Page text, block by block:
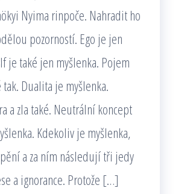
Nyima rinpoče. Nahradit ho
pozorností. Ego je jen
je také jen myšlenka. Pojem
tak. Dualita je myšlenka.
a zla také. Neutrální koncept
Kdekoliv je myšlenka,
a za ním následují tři jedy
a ignorance. Protože […]